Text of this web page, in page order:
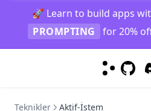
🚀 Learn to build apps
PROMPTING
for 20%
Generate MySQL Query
Draw TiKZ Diagram
Rhymes
Infinite Primes
Evaluation
Evaluate Plato's Dialogue
Information Extraction
Draw a Person Using Alphabet
Teknikler Aktif-İstem